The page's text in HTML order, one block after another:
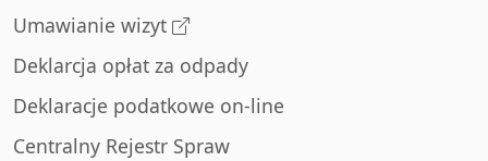
Umawianie wizyt
Deklarcja opłat za odpady
Deklaracje podatkowe on-line
Centralny Rejestr Spraw